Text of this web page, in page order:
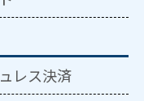
レス決済